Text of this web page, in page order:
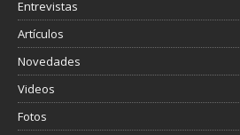
Entrevistas
Artículos
Novedades
Videos
Fotos